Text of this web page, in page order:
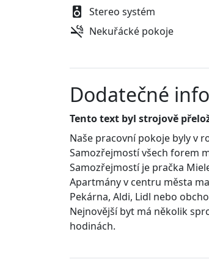
Stereo systém
Nekuřácké pokoje
Dodatečné
Tento text byl strojově
Naše pracovní pokoje byly v
Samozřejmostí všech forem
Samozřejmostí je pračka
Apartmány v centru města
Pekárna, Aldi, Lidl nebo
Nejnovější byt má několik
hodinách.